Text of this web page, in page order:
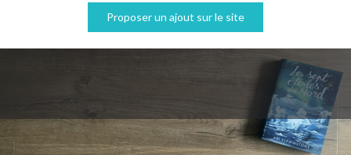
Proposer un ajout sur le site
Les sept étoiles du nord - Abi